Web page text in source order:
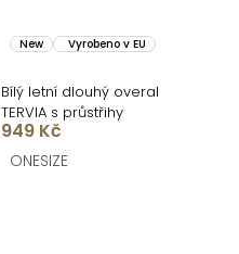
New Vyrobeno v EU
Bílý letní dlouhý overal
TERVIA s průstřihy
949 Kč
ONESIZE